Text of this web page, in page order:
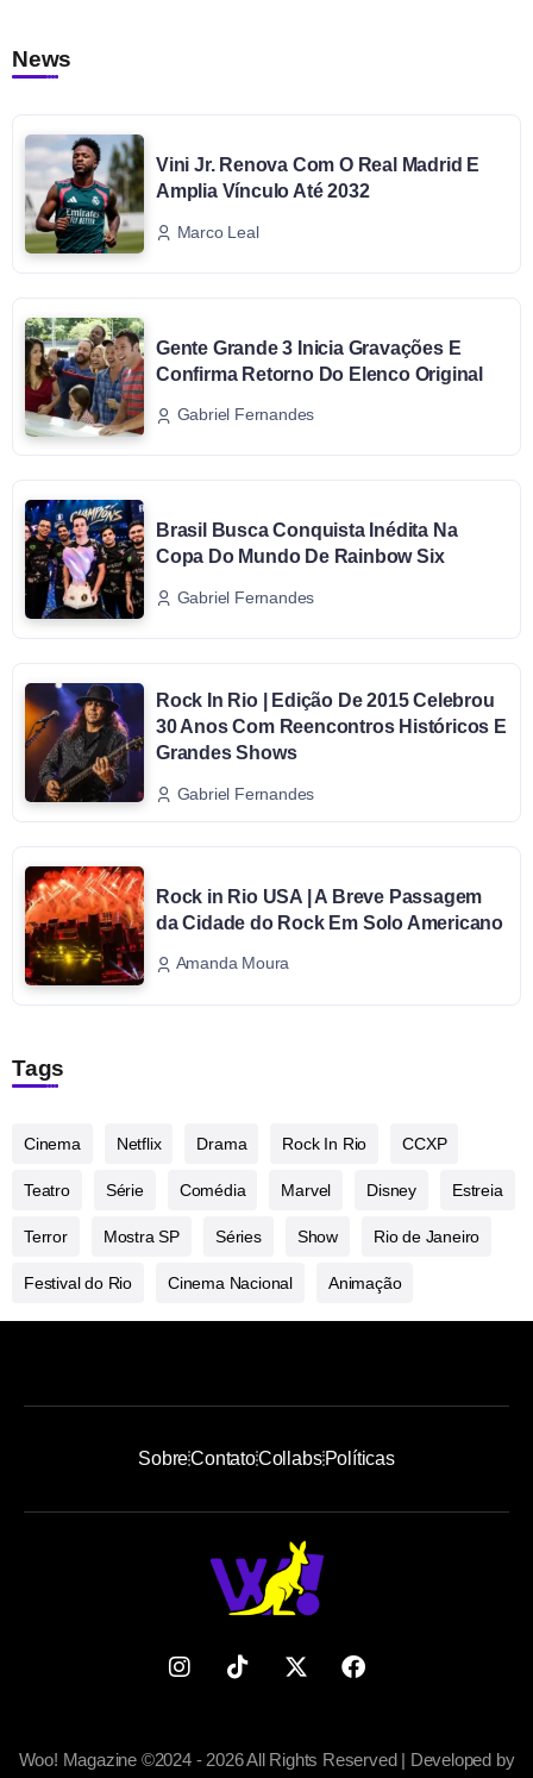
News
Vini Jr. Renova Com O Real Madrid E
Amplia Vínculo Até 2032
Marco Leal
Gente Grande 3 Inicia Gravações E
Confirma Retorno Do Elenco Original
Gabriel Fernandes
Brasil Busca Conquista Inédita Na
Copa Do Mundo De Rainbow Six
Gabriel Fernandes
Rock In Rio | Edição De 2015 Celebrou
30 Anos Com Reencontros Históricos E
Grandes Shows
Gabriel Fernandes
Rock in Rio USA | A Breve Passagem
da Cidade do Rock Em Solo Americano
Amanda Moura
Tags
Cinema Netflix Drama Rock In Rio CCXP
Teatro Série Comédia Marvel Disney Estreia
Terror Mostra SP Séries Show Rio de Janeiro
Festival do Rio Cinema Nacional Animação
SobreContatoCollabsPolíticas
Woo! Magazine ©2024 - 2026 All Rights Reserved | Developed by